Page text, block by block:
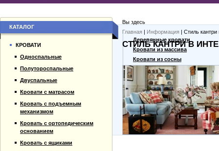
БУФЕТЫ
Вы здесь
Главная | Информация | Стиль кантри
СТИЛЬ КАНТРИ В
КАТАЛОГ
КРОВАТИ
Односпальные
Полутороспальные
Двуспальные
Кровати с матрасом
Кровать с подъемным
механизмом
Кровать с ортопедическим
основанием
Кровать с ящиками
Гарантии
Оплата и доставка
Прайс-лист
Контакты
Деревянные кровати
Кровати из массива
Кровати из сосны
Дешевые кровати
Кровати для дачи
Кровать тахта